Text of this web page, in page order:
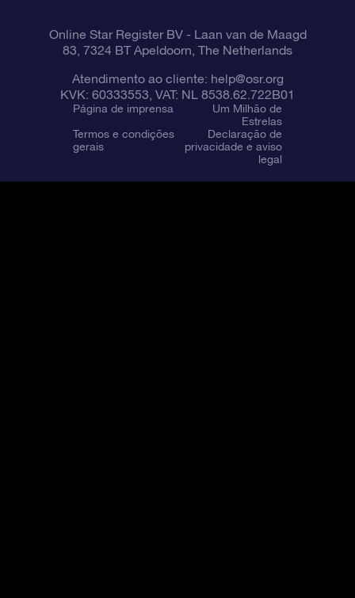
Online Star Register BV- Laan van de Maagd
83, 7324 BT Apeldoorn, The Netherlands
Atendimento ao cliente: help@osr.org
KVK: 60333553, VAT: NL 8538.62.722B01
Página de imprensa
Um Milhão de
Estrelas
Termos e condições
gerais
Declaração de
privacidade e aviso
legal